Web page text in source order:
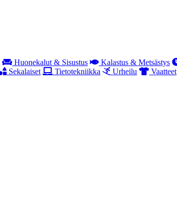
Huonekalut & Sisustus Kalastus & Metsästys
Sekalaiset Tietotekniikka Urheilu
Vaatteet